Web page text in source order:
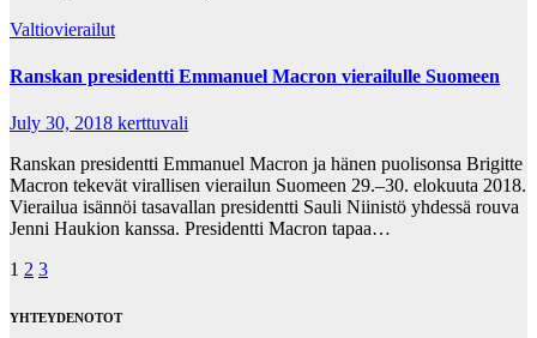
Valtiovierailut
Ranskan presidentti Emmanuel Macron vierailulle Suomeen
July 30, 2018 kerttuvali
Ranskan presidentti Emmanuel Macron ja hänen puolisonsa Brigitte
Macron tekevät virallisen vierailun Suomeen 29.–30. elokuuta 2018.
Vierailua isännöi tasavallan presidentti Sauli Niinistö yhdessä rouva
Jenni Haukion kanssa. Presidentti Macron tapaa…
Posts
pagination
1 2 3
YHTEYDENOTOT